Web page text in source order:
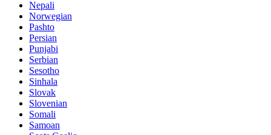
Nepali
Norwegian
Pashto
Persian
Punjabi
Serbian
Sesotho
Sinhala
Slovak
Slovenian
Somali
Samoan